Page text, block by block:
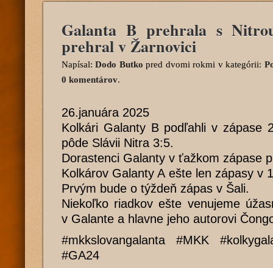
Galanta B prehrala s
prehral v Žarnovici
Napísal:Dodo Butko pred dvomi rokmi v kategórii:
0 komentárov.
26.januára 2025
Kolkári Galanty B podľahli v zápase
pôde Slávii Nitra 3:5.
Dorastenci Galanty v ťažkom zápase
Kolkárov Galanty A ešte len zápasy v
Prvým bude o týždeň zápas v Šali.
Niekoľko riadkov ešte venujeme
v Galante a hlavne jeho autorovi
#mkkslovangalanta #MKK
#GA24